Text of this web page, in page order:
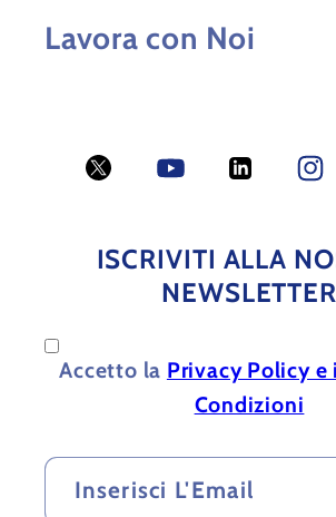
Lavora con Noi
Twitter YouTubeLinkedIn
ISCRIVITI ALLA
NEWSLETTER
Accetto la Privacy Policy e
Condizioni
Inserisci L'Email